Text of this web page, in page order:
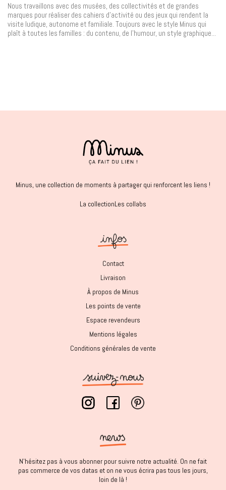
Nous travaillons avec des musées, des collectivités et de grandes
marques pour réaliser des cahiers d'activité ou des jeux qui rendent la
visite ludique, autonome et familiale. Toujours avec le style Minus qui
plaît à toutes les familles : du contenu, de l'humour, un style graphique...
Minus, une collection de moments à partager qui renforcent les liens !
La collectionLes collabs
Contact
Livraison
À propos de Minus
Les points de vente
Espace revendeurs
Mentions légales
Conditions générales de vente
N'hésitez pas à vous abonner pour suivre notre actualité. On ne fait
pas commerce de vos datas et on ne vous écrira pas tous les jours,
loin de là !